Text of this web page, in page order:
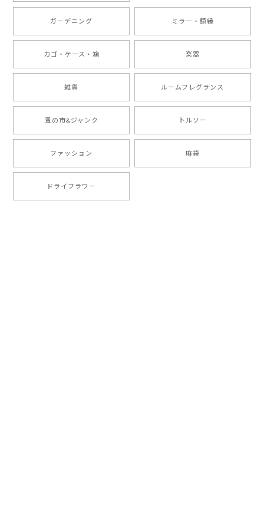
ガーデニング ミラー・額縁
カゴ・ケース・箱 楽器
雑貨 ルームフレグランス
蚤の市&ジャンク トルソー
ファッション 麻袋
ドライフラワー